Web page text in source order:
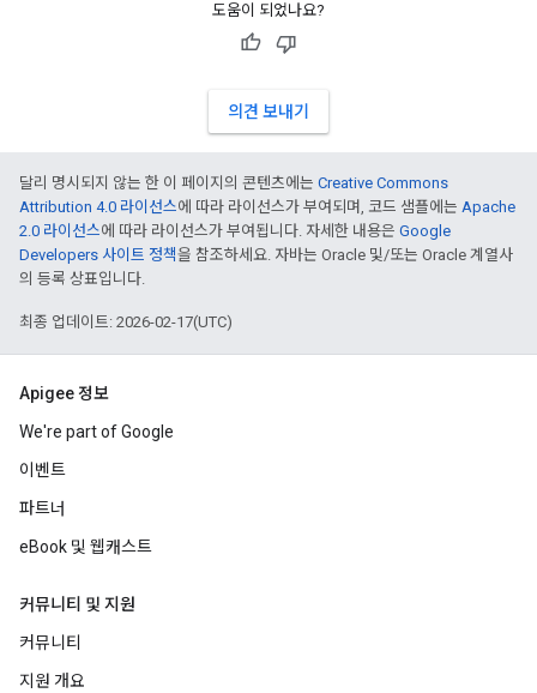
도움이 되었나요?
의견 보내기
달리 명시되지 않는 한 이 페이지의 콘텐츠에는 Creative Commons
Attribution 4.0 라이선스에 따라 라이선스가 부여되며, 코드 샘플에는 Apache
2.0 라이선스에 따라 라이선스가 부여됩니다. 자세한 내용은 Google
Developers 사이트 정책을 참조하세요. 자바는 Oracle 및/또는 Oracle 계열사
의 등록 상표입니다.
최종 업데이트: 2026-02-17(UTC)
Apigee 정보
We're part of Google
이벤트
파트너
eBook 및 웹캐스트
커뮤니티 및 지원
커뮤니티
지원 개요